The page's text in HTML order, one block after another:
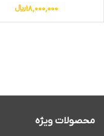
18,000,000﷼
محصولات ویژه